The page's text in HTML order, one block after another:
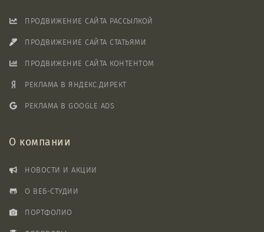
ПРОДВИЖЕНИЕ САЙТА РАССЫЛКОЙ
ПРОДВИЖЕНИЕ САЙТА СТАТЬЯМИ
ПРОДВИЖЕНИЕ САЙТА КОНТЕНТОМ
РЕКЛАМА В ЯНДЕКС.ДИРЕКТ
РЕКЛАМА В GOOGLE ADS
О компании
НОВОСТИ И АКЦИИ
О ВЕБ-СТУДИИ
ПОРТФОЛИО